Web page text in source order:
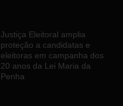
Justiça Eleitoral amplia
proteção a candidatas e
eleitoras em campanha dos
20 anos da Lei Maria da
Penha